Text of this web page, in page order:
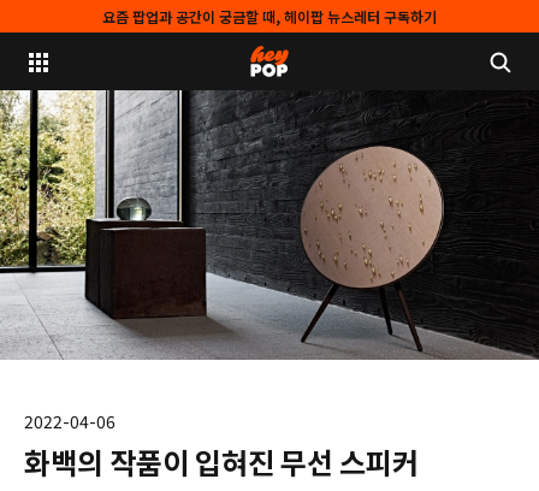
요즘 팝업과 공간이 궁금할 때, 헤이팝 뉴스레터 구독하기
2022-04-06
화백의 작품이 입혀진 무선 스피커